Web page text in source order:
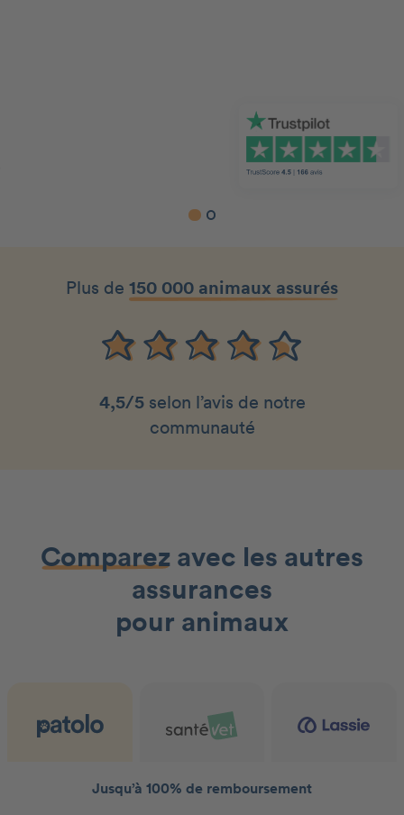
Plus de 150 000 animaux assurés
4,5/5selon l’avis de notre
communauté
Comparez avec les autres
assurances
pour animaux
Jusqu’à 100% de remboursement